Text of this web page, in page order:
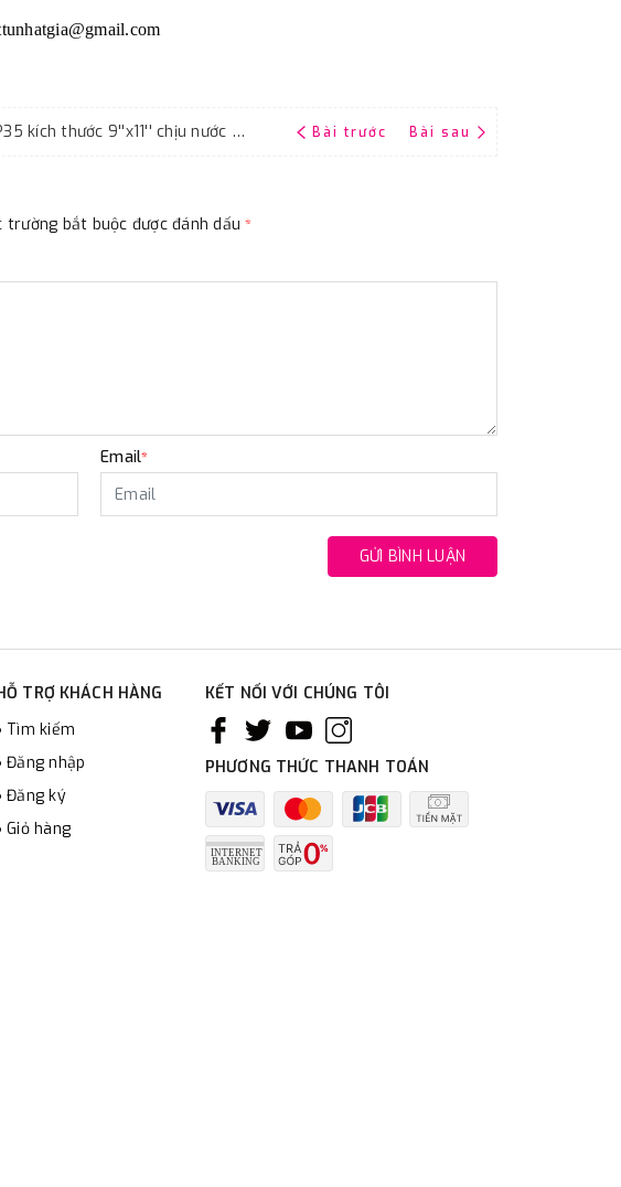
Giấy ráp thô P100 RMC CP35 kích thước 9''x11'' chịu nước màu xám Bài trước Bài sau
trường bắt buộc được đánh dấu*
Email*
GỬI BÌNH LUẬN
TRỢ KHÁCH HÀNG
Tìm kiếm
Đăng nhập
Đăng ký
Giỏ hàng
KẾT NỐI VỚI CHÚNG TÔI
PHƯƠNG THỨC THANH TOÁN